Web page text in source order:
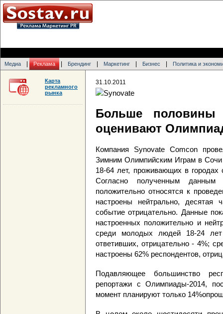
Медиа Реклама Брендинг Маркетинг Бизнес Политика и
31.10.2011
Больше половины
оценивают
Компания Synovate Comcon
Зимним Олимпийским Играм в Сочи
18-64 лет, проживающих в
Согласно полученным
положительно относятся к
настроены нейтрально, десятая
событие отрицательно. Данные
настроенных положительно и
среди молодых людей 18-24
ответивших, отрицательно - 4%;
настроены 62% респондентов,
Подавляющее большинство
репортажи с Олимпиады-2014,
момент планируют только
Карта
рекламного
рынка